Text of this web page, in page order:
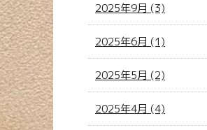
2025年9月 (3)
2025年6月 (1)
2025年5月 (2)
2025年4月 (4)